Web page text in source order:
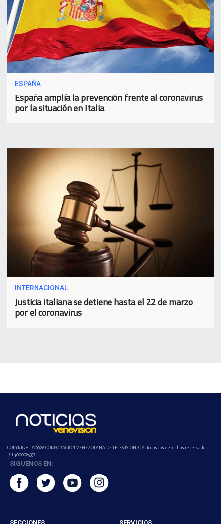
ESPAÑA
España amplía la prevención frente al coronavirus
por la situación en Italia
INTERNACIONAL
Justicia italiana se detiene hasta el 22 de marzo
por el coronavirus
COPYRIGHT ©2026 CORPORACIÓN VENEZOLANA DE TELEVISION, C.A. Todos los derechos reservados.
Rif-j000089337
SIGUENOS EN:
SECCIONES SERVICIOS